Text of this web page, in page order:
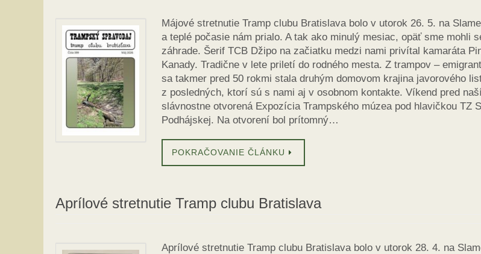
Májové stretnutie Tramp clubu Bratislava bolo v utorok 26. 5. na
a teplé počasie nám prialo. A tak ako minulý mesiac, opäť sme mohli
záhrade. Šerif TCB Džipo na začiatku medzi nami privítal kamaráta
Kanady. Tradične v lete priletí do rodného mesta. Z trampov –
sa takmer pred 50 rokmi stala druhým domovom krajina javorového
z posledných, ktorí sú s nami aj v osobnom kontakte. Víkend pred
slávnostne otvorená Expozícia Trampského múzea pod hlavičkou TZ
Podhájskej. Na otvorení bol prítomný…
POKRAČOVANIE ČLÁNKU
Aprílové stretnutie Tramp clubu Bratislava
Aprílové stretnutie Tramp clubu Bratislava bolo v utorok 28. 4. na